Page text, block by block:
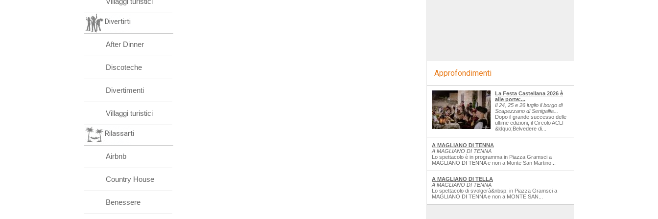
Divertirti
After Dinner
Discoteche
Divertimenti
Villaggi turistici
Rilassarti
Airbnb
Country House
Benessere
Approfondimenti
La Festa Castellana 2026 è
alle porte:...
Il 24, 25 e 26 luglio il borgo di
Scapezzano di Senigallia...
Dopo il grande successo delle
ultime edizioni, il Circolo ACLI
&ldquo;Belvedere di...
A MAGLIANO DI TENNA
A MAGLIANO DI TENNA
Lo spettacolo è in programma in Piazza Gramsci a
MAGLIANO DI TENNA e non a Monte San Martino...
A MAGLIANO DI TELLA
A MAGLIANO DI TENNA
Lo spettacolo di svolgerà&nbsp; in Piazza Gramsci a
MAGLIANO DI TENNA e non a MONTE SAN...